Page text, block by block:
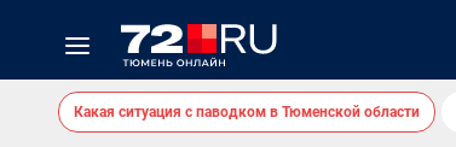
Какая ситуация с паводком в Тюменской области